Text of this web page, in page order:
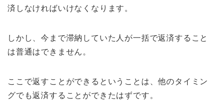
済しなければいけなくなります。
しかし、今まで滞納していた人が一括で返済すること
は普通はできません。
ここで返すことができるということは、他のタイミン
グでも返済することができたはずです。